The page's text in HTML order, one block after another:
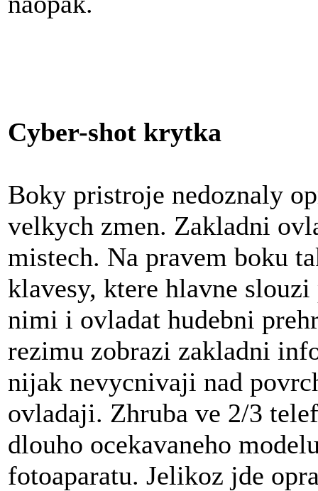
Cyber-shot krytka
Boky pristroje nedoznaly
velkych zmen. Zakladni
mistech. Na pravem boku
klavesy, ktere hlavne
nimi i ovladat hudebni
rezimu zobrazi zakladni
nijak nevycnivaji nad
ovladaji. Zhruba ve 2/3
dlouho ocekavaneho
fotoaparatu. Jelikoz jde